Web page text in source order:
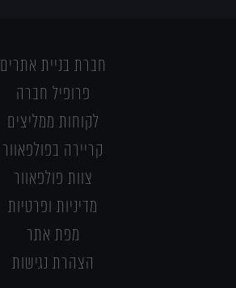
חברת בניית אתרים
פרופיל חברה
לקוחות ממליצים
קריירה בפולפאוור
צוות פולפאוור
מדיניות ופרטיות
מפת אתר
הצהרת נגישות